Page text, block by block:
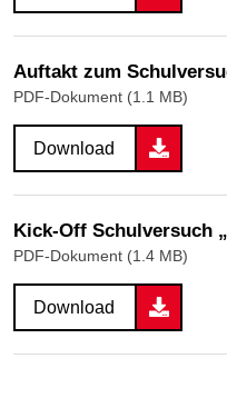
Auftakt zum
PDF-Dokument (1.1 MB)
Download
Kick-Off Schulversuch
PDF-Dokument (1.4 MB)
Download